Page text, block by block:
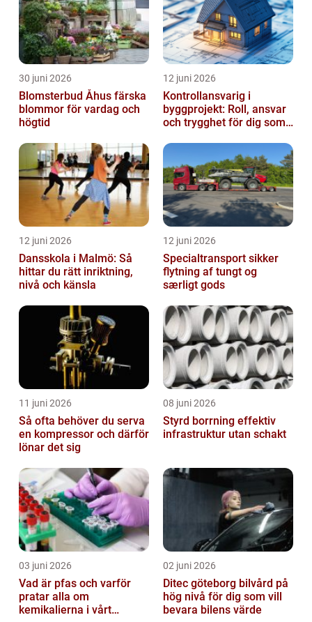
30 juni 2026
Blomsterbud Åhus färska
blommor för vardag och
högtid
12 juni 2026
Kontrollansvarig i
byggprojekt: Roll, ansvar
och trygghet för dig som
12 juni 2026
Dansskola i Malmö: Så
hittar du rätt inriktning,
nivå och känsla
12 juni 2026
Specialtransport sikker
flytning af tungt og
særligt gods
11 juni 2026
Så ofta behöver du serva
en kompressor och därför
lönar det sig
08 juni 2026
Styrd borrning effektiv
infrastruktur utan schakt
03 juni 2026
Vad är pfas och varför
pratar alla om
kemikalierna i vårt
02 juni 2026
Ditec göteborg bilvård på
hög nivå för dig som vill
bevara bilens värde